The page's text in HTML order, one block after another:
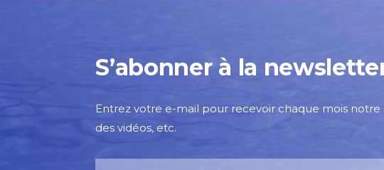
S’abonner à la
Entrez votre e-mail pour recevoir chaque mois
des vidéos, etc.